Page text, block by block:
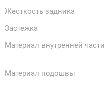
Жесткость задника
Застежка
Материал внутренней части
Материал подошвы